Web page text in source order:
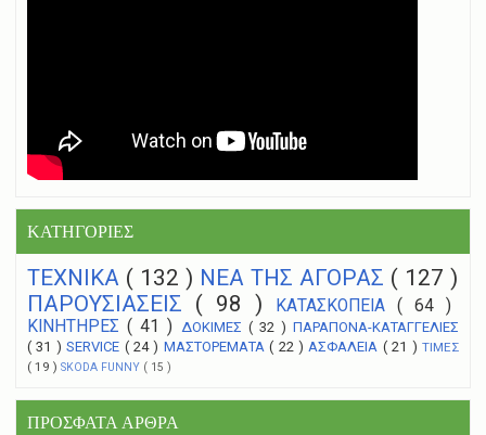
ΚΑΤΗΓΟΡΙΕΣ
ΤΕΧΝΙΚΑ ( 132 ) NEA THΣ ΑΓΟΡΑΣ ( 127 )
ΠΑΡΟΥΣΙΑΣΕΙΣ ( 98 ) ΚΑΤΑΣΚΟΠΕΙΑ ( 64 )
ΚΙΝΗΤΗΡΕΣ( 41 ) ΔΟΚΙΜΕΣ ( 32 ) ΠΑΡΑΠΟΝΑ-ΚΑΤΑΓΓΕΛΙΕΣ
( 31 )SERVICE ( 24 ) ΜΑΣΤΟΡΕΜΑΤΑ( 22 ) ΑΣΦΑΛΕΙΑ ( 21 )ΤΙΜΕΣ
( 19 ) SKODA FUNNY ( 15 )
ΠΡΟΣΦΑΤΑ ΑΡΘΡΑ